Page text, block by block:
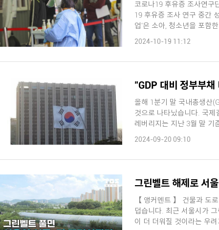
코로나19 후유증 조사연구
19 후유증 조사 연구 중간 성과를 발표했습
업'은 소아, 청소년을 포함
2024-10-19 11:12
"GDP 대비 정부부
올해 1분기 말 국내총생산
것으로 나타났습니다. 국제결제은행, BIS에 따르면 우리나라 정부 부문의 매크로
레버리지는 지난 3월 말 기준 45.4％로
...
2024-09-20 09:10
그린벨트 해제로 서
【 앵커멘트 】 건물과 도
덥습니다. 최근 서울시가 그린벨트를 해제하고 주택 공급 계획을 발표하면서 서울
이 더 더워질 것이라는 우려가 나오고 있습니